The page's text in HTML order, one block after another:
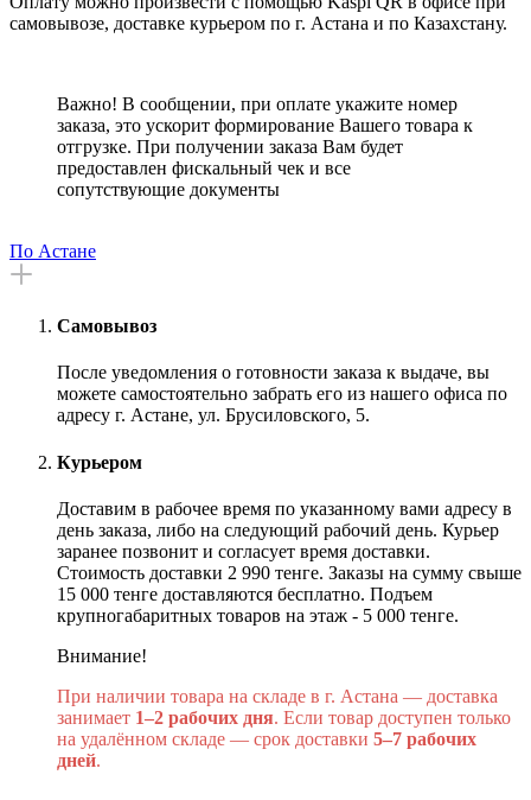
самовывозе, доставке курьером по г. Астана и по Казахстану.
Важно! В сообщении, при оплате укажите номер
заказа, это ускорит формирование Вашего товара к
отгрузке. При получении заказа Вам будет
предоставлен фискальный чек и все
сопутствующие документы
По Астане
Самовывоз
После уведомления о готовности заказа к выдаче, вы
можете самостоятельно забрать его из нашего офиса по
адресу г. Астане, ул. Брусиловского, 5.
Курьером
Доставим в рабочее время по указанному вами адресу в
день заказа, либо на следующий рабочий день. Курьер
заранее позвонит и согласует время доставки.
Стоимость доставки 2 990 тенге. Заказы на сумму свыше
15 000 тенге доставляются бесплатно. Подъем
крупногабаритных товаров на этаж - 5 000 тенге.
Внимание!
При наличии товара на складе в г. Астана — доставка
занимает 1–2 рабочих дня. Если товар доступен только
на удалённом складе — срок доставки 5–7 рабочих
дней.